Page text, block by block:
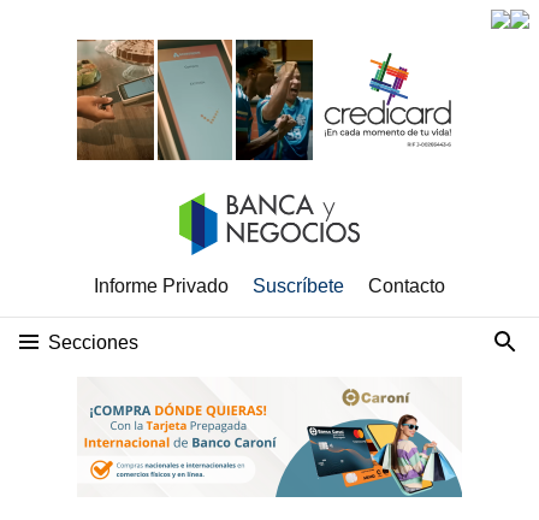
Informe Privado Suscríbete Contacto
Secciones